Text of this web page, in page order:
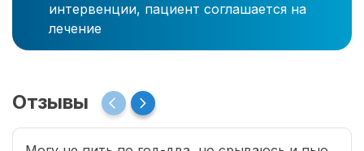
интервенции, пациент соглашается на
лечение
Отзывы